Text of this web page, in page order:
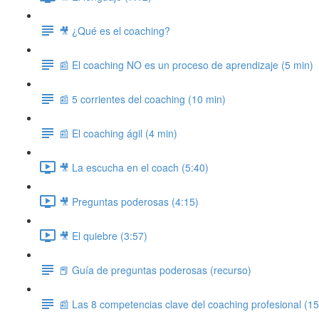
🎥 ¿Qué es el coaching?
📰 El coaching NO es un proceso de aprendizaje (5 min)
📰 5 corrientes del coaching (10 min)
📰 El coaching ágil (4 min)
🎥 La escucha en el coach (5:40)
🎥 Preguntas poderosas (4:15)
🎥 El quiebre (3:57)
📕 Guía de preguntas poderosas (recurso)
📰 Las 8 competencias clave del coaching profesional